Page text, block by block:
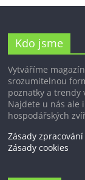
Kdo jsme
Vytváříme
srozumitelnou
poznatky a trendy
Najdete u nás ale
hospodářských
Zásady
Zásady cookies